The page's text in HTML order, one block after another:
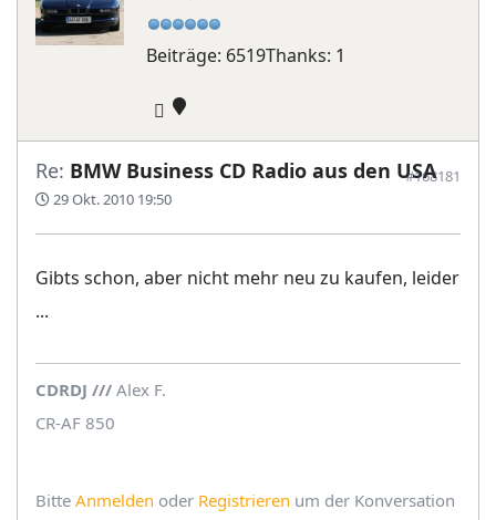
Beiträge: 6519Thanks: 1
Re: BMW Business CD Radio aus den USA
29 Okt. 2010 19:50
#168181
Gibts schon, aber nicht mehr neu zu kaufen, leider
...
CDRDJ /// Alex F.
CR-AF 850
Bitte Anmelden oder Registrieren um der Konversation